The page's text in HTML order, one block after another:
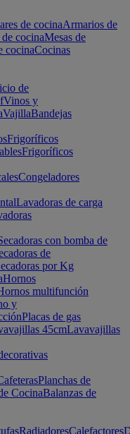
de cocinaArmarios de
cocinaMesas de
cocinaCocinas
de
Vinos y
VajillaBandejas
Frigoríficos
Frigoríficos
Congeladores
Lavadoras de carga
con bomba de
de
por Kg
Hornos
multifunción
y
Placas de gas
45cmLavavajillas
Planchas de
CocinaBalanzas de
RadiadoresCalefactores